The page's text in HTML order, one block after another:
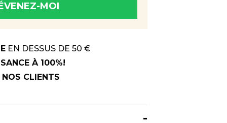
MOI
EN DESSUS DE 50 €
À 100%!
CLIENTS